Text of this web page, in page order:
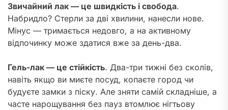
Звичайний лак — це швидкість і свобода.
Набридло? Стерли за дві хвилини, нанесли нове.
Мінус — тримається недовго, а на активному
відпочинку може здатися вже за день-два.
Гель-лак — це стійкість. Два-три тижні без сколів,
навіть якщо ви миєте посуд, копаєте город чи
будуєте замки з піску. Але зняти самій складніше, а
часте нарощування без пауз втомлює нігтьову